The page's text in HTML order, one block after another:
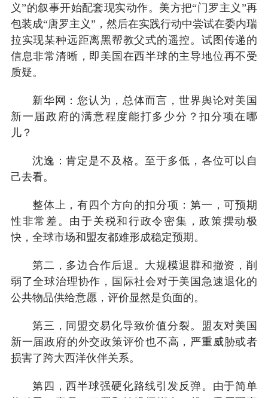
义”的叙事开始配套现实动作。美方把“门罗主义”再
包装成“唐罗主义”，然后在实践行动中尝试在委内瑞
拉实现某种远距离黑帮教父式的遥控。试图传递的
信息非常清晰，即美国在西半球的主导地位再不受
质疑。
新华网：您认为，总体而言，世界舆论对美国
新一届政府的满意程度能打多少分？扣分项在哪
儿？
沈逸：肯定是不及格。至于多低，各位可以自
己去看。
整体上，有四个方向的扣分项：第一，可预期
性非常差。由于关税和行政令密集，政策摆动极
快，全球市场和盟友都难形成稳定预期。
第二，多边合作后退。大规模退群和撤资，削
弱了全球治理协作，国际社会对于美国急速退化的
公共物品供给意愿，评价显然是负面的。
第三，同盟交易化导致价值分裂。盟友对美国
新一届政府的外交政策评价也不高，严重威胁或者
损害了跨大西洋伙伴关系。
第四，西半球强硬化路线引发反弹。由于简单